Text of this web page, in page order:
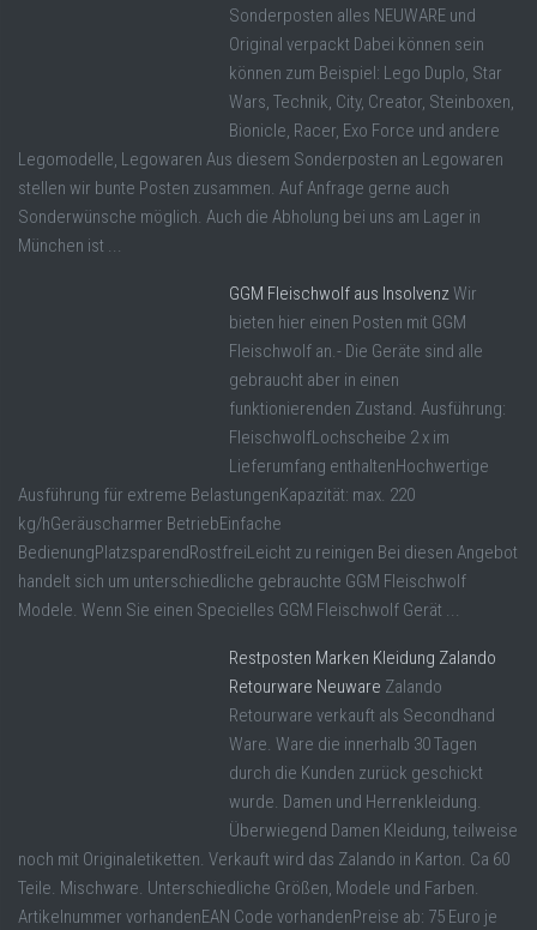
Sonderposten alles NEUWARE und
Original verpackt Dabei können sein
können zum Beispiel: Lego Duplo, Star
Wars, Technik, City, Creator, Steinboxen,
Bionicle, Racer, Exo Force und andere
Legomodelle, Legowaren Aus diesem Sonderposten an Legowaren
stellen wir bunte Posten zusammen. Auf Anfrage gerne auch
Sonderwünsche möglich. Auch die Abholung bei uns am Lager in
München ist ...
GGM Fleischwolf aus InsolvenzWir
bieten hier einen Posten mit GGM
Fleischwolf an.- Die Geräte sind alle
gebraucht aber in einen
funktionierenden Zustand. Ausführung:
FleischwolfLochscheibe 2 x im
Lieferumfang enthaltenHochwertige
Ausführung für extreme BelastungenKapazität: max. 220
kg/hGeräuscharmer BetriebEinfache
BedienungPlatzsparendRostfreiLeicht zu reinigen Bei diesen Angebot
handelt sich um unterschiedliche gebrauchte GGM Fleischwolf
Modele. Wenn Sie einen Specielles GGM Fleischwolf Gerät ...
Restposten Marken Kleidung Zalando
Retourware Neuware Zalando
Retourware verkauft als Secondhand
Ware. Ware die innerhalb 30 Tagen
durch die Kunden zurück geschickt
wurde. Damen und Herrenkleidung.
Überwiegend Damen Kleidung, teilweise
noch mit Originaletiketten. Verkauft wird das Zalando in Karton. Ca 60
Teile. Mischware. Unterschiedliche Größen, Modele und Farben.
Artikelnummer vorhandenEAN Code vorhandenPreise ab: 75 Euro je